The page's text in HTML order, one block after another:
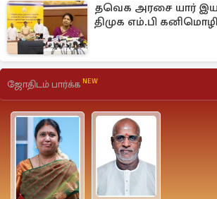
தவெக அரசை யார்
திமுக எம்.பி
ஜோதிடம் பார்க்க NEW